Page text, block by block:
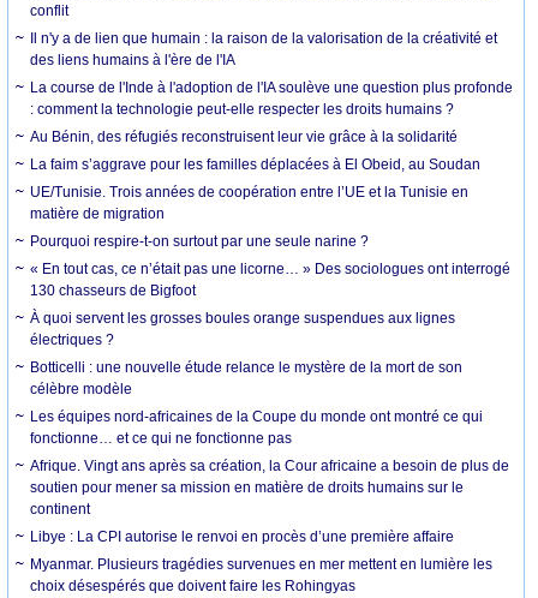
conflit
Il n'y a de lien que humain : la raison de la valorisation de la créativité et
des liens humains à l'ère de l'IA
La course de l'Inde à l'adoption de l'IA soulève une question plus profonde
: comment la technologie peut-elle respecter les droits humains ?
Au Bénin, des réfugiés reconstruisent leur vie grâce à la solidarité
La faim s’aggrave pour les familles déplacées à El Obeid, au Soudan
UE/Tunisie. Trois années de coopération entre l’UE et la Tunisie en
matière de migration
Pourquoi respire-t-on surtout par une seule narine ?
« En tout cas, ce n’était pas une licorne… » Des sociologues ont interrogé
130 chasseurs de Bigfoot
À quoi servent les grosses boules orange suspendues aux lignes
électriques ?
Botticelli : une nouvelle étude relance le mystère de la mort de son
célèbre modèle
Les équipes nord-africaines de la Coupe du monde ont montré ce qui
fonctionne… et ce qui ne fonctionne pas
Afrique. Vingt ans après sa création, la Cour africaine a besoin de plus de
soutien pour mener sa mission en matière de droits humains sur le
continent
Libye : La CPI autorise le renvoi en procès d’une première affaire
Myanmar. Plusieurs tragédies survenues en mer mettent en lumière les
choix désespérés que doivent faire les Rohingyas